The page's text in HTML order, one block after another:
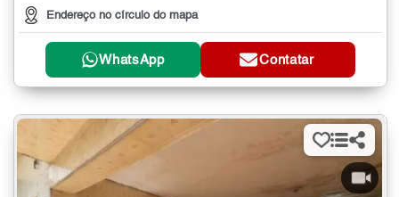
Endereço no círculo do mapa
WhatsApp Contatar